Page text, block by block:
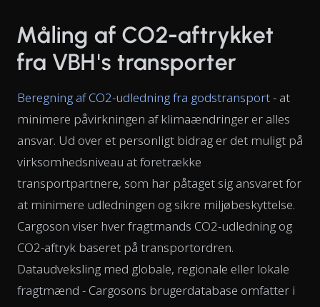
Måling af CO2-aftrykket
fra VBH's transporter
Beregning af CO2-udledning fra godstransport- at
minimere påvirkningen af klimaændringer er alles
ansvar. Ud over et personligt bidrag er det muligt på
virksomhedsniveau at foretrække
transportpartnere, som har påtaget sig ansvaret for
at minimere udledningen og sikre miljøbeskyttelse.
Cargoson viser hver fragtmands CO2-udledning og
CO2-aftryk baseret på transportordren.
Dataudveksling med globale, regionale eller lokale
fragtmænd - Cargosons brugerdatabase omfatter i